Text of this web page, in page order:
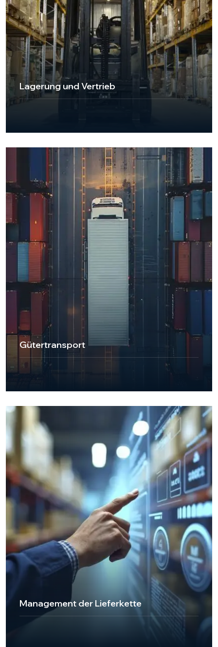
Lagerung und Vertrieb
umfassende Unterstützung bei logistischen Prozessen.
Dank unserer modernen Infrastruktur, großen
Lagerflächen und einem erfahrenen Team sorgen wir
dafür, dass Ihre Produkte sicher gelagert werden und
die Distributionsprozesse reibungslos verlaufen.
Gütertransport
UKT Express Cargo ist ein zuverlässiges und
Gütertransportdienstleistungen spezialisiert hat. Mit
unserer Flotte von 3,5-Tonnen-Fahrzeugen und
unserem erfahrenen Team sorgen wir für den sicheren
und pünktlichen Transport Ihrer Fracht in ganz
Westeuropa.
Przejdź do strony
Management der Lieferkette